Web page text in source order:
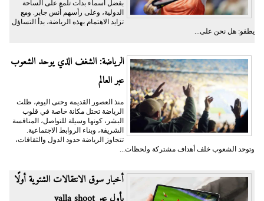
بفضل أسماء بدأت تلمع على الساحة
الدولية، وعلى رأسهم أُنس جابر. ومع
تزايد الاهتمام بهذه الرياضة، بدأ التساؤل
يطفو: هل نحن على...
الرياضة: الشغف الذي يوحد الشعوب
عبر العالم
منذ العصور القديمة وحتى اليوم، ظلت
الرياضة تحتل مكانة خاصة في قلوب
البشر، كونها وسيلة للتواصل، المنافسة
الشريفة، وبناء الروابط الاجتماعية.
تتجاوز الرياضة حدود الدول والثقافات،
وتوحد الشعوب خلف أهداف مشتركة ولحظات...
أخبار سوق الانتقالات الشتوية أولًا